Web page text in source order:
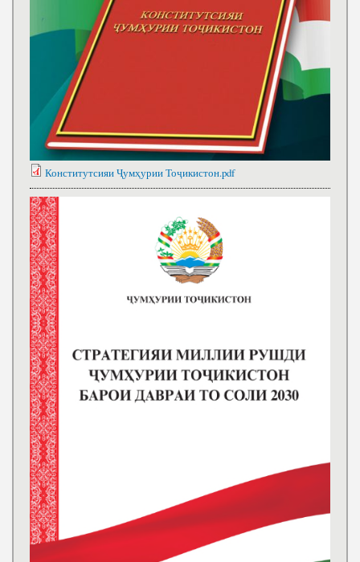
Конститутсияи Ҷумҳурии Тоҷикистон.pdf